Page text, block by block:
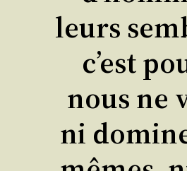
leurs
c’est
nous ne
ni